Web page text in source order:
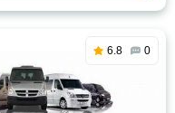
6.8 0